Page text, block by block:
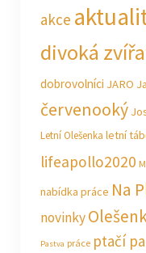
akce
divoká
dobrovolníci JARO
červenooký
Letní Olešenka letní
lifeapollo2020
nabídka práce Na
novinky
Pastva práce ptačí